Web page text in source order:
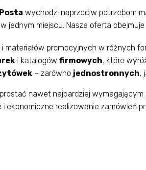
wychodzi naprzeciw potrzebom
jednym miejscu. Nasza oferta obejmuje
i materiałów promocyjnych w różnych
i katalogów firmowych, które
– zarówno jednostronnych,
nawet najbardziej
ekonomiczne realizowanie zamówień